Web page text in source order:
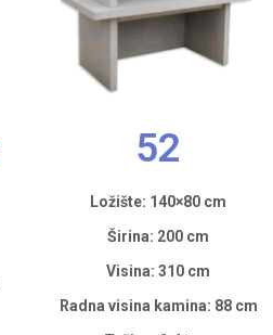
52
Ložište: 140×80 cm
Širina: 200 cm
Visina: 310 cm
Radna visina kamina: 88 cm